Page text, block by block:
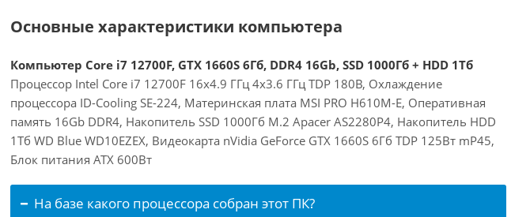
Основные характеристики компьютера
Компьютер Core i7 12700F, GTX 1660S 6Гб, DDR4 16Gb, SSD 1000Гб + HDD 1Тб
Процессор Intel Core i7 12700F 16x4.9 ГГц 4x3.6 ГГц TDP 180В, Охлаждение
процессора ID-Cooling SE-224, Материнская плата MSI PRO H610M-E, Оперативная
память 16Gb DDR4, Накопитель SSD 1000Гб M.2 Apacer AS2280P4, Накопитель HDD
1Тб WD Blue WD10EZEX, Видеокарта nVidia GeForce GTX 1660S 6Гб TDP 125Вт mP45,
Блок питания ATX 600Вт
На базе какого процессора собран этот ПК?